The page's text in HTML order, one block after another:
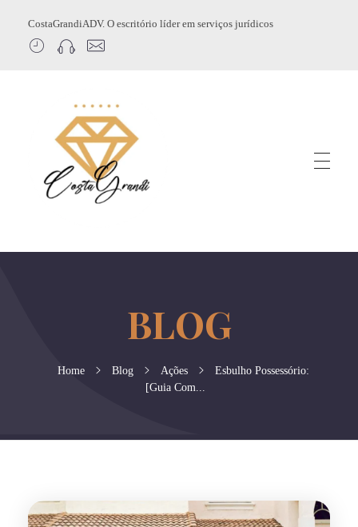
CostaGrandiADV. O escritório líder em serviços jurídicos
Home Blog Ações
Esbulho Possessório:
[Guia Com...